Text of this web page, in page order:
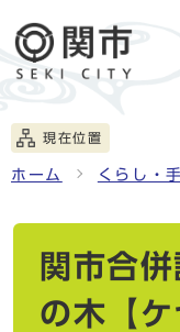
現在位置
ホーム くらし・
関市合
の木【ケ